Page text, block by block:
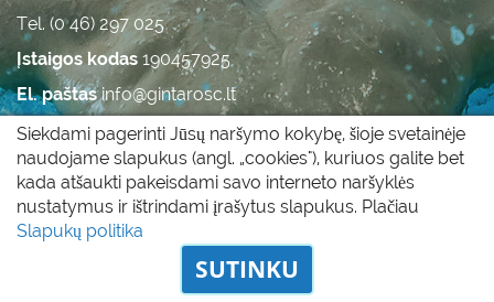
Siekdami pagerinti Jūsų naršymo kokybę, šioje svetainėje
naudojame slapukus (angl. „cookies"), kuriuos galite bet
kada atšaukti pakeisdami savo interneto naršyklės
nustatymus ir ištrindami įrašytus slapukus. Plačiau
Slapukų politika
SUTINKU
Tel. (0 46) 297 025
Įstaigos kodas 190457925
El. paštasinfo@gintarosc.lt
Duomenys kaupiami ir saugomi Juridinių asmenų
registre.
Visos teisės saugomos © 2011 - 2017 |Slapukų politika
Privatumo politika
Odoo svetainių kūrimas